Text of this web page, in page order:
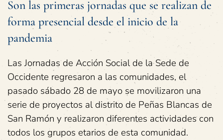
Son las primeras jornadas que se realizan de
forma presencial desde el inicio de la
pandemia
Las Jornadas de Acción Social de la Sede de
Occidente regresaron a las comunidades, el
pasado sábado 28 de mayo se movilizaron una
serie de proyectos al distrito de Peñas Blancas de
San Ramón y realizaron diferentes actividades con
todos los grupos etarios de esta comunidad.